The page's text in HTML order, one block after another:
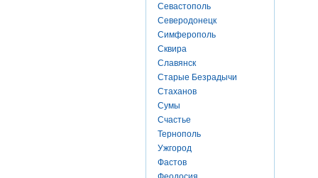
Севастополь
Северодонецк
Симферополь
Сквира
Славянск
Старые Безрадычи
Стаханов
Сумы
Счастье
Тернополь
Ужгород
Фастов